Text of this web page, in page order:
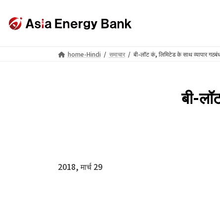
the
the
home-Hindi समाचार बी-लॉट कं, लिमिटेड के साथ व्यापार
बी-
2018, मार्च 29